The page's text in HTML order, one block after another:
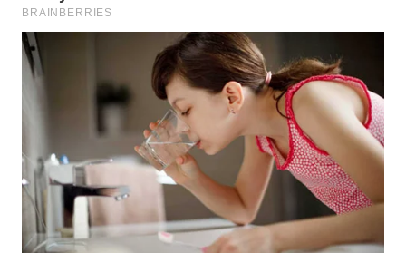
WN
MANDALIKA
LABUANBAJO
WN
BORNEO